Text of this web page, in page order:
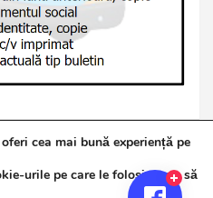
Jurnalul de Brăila
cea mai bună experiență pe
urile pe care le folosim sau să